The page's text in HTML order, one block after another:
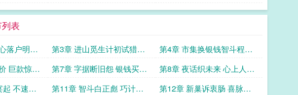
表
落户明心
第3章 进山觅生计初试猎户
能
第4章 市集换银钱智斗程家
扰
巨款惊四
第7章 字据断旧怨 银钱买平
安
第8章 夜话织未来 心上人自
由
不速客
第11章 智斗白正彪 巧计赎
第12章 新巢诉衷肠 喜脉悄